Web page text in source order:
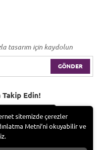
tasarım için kaydolun
GÖNDER
Takip Edin!
sitemizde çerezler
Metni’ni okuyabilir ve